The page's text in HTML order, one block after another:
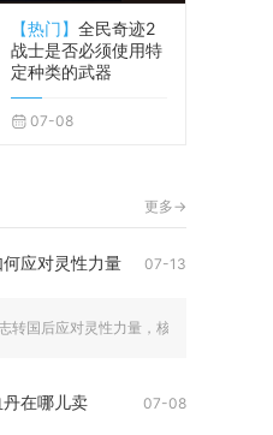
【热门】 全民奇迹2
战士是否必须使用特
定种类的武器
07-08
更多->
应对灵性力量 07-13
转国后应对灵性力量，核心在于快速重
在哪儿卖 07-08